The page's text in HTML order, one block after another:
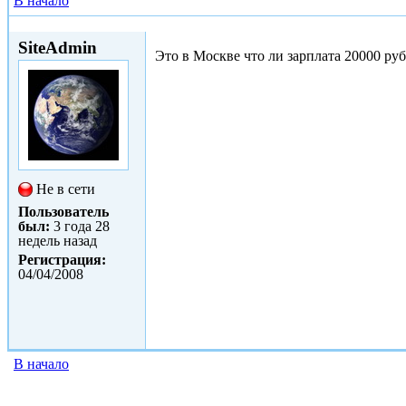
SiteAdmin
Не в сети
Пользователь
был: 3 года 28
недель назад
Регистрация:
04/04/2008
Это в Москве что ли зарплата 20000
В начало